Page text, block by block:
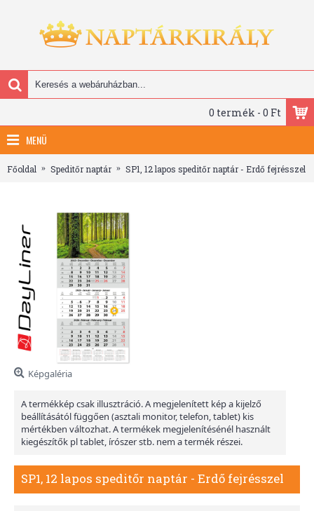
0 termék - 0 Ft
MENÜ
Főoldal Speditőr naptár SP1, 12 lapos speditőr naptár - Erdő fejrésszel
Képgaléria
A termékkép csak illusztráció. A megjelenített kép a kijelző
beállításától függően (asztali monitor, telefon, tablet) kis
mértékben változhat. A termékek megjelenítésénél használt
kiegészítők pl tablet, írószer stb. nem a termék részei.
SP1, 12 lapos speditőr naptár - Erdő fejrésszel